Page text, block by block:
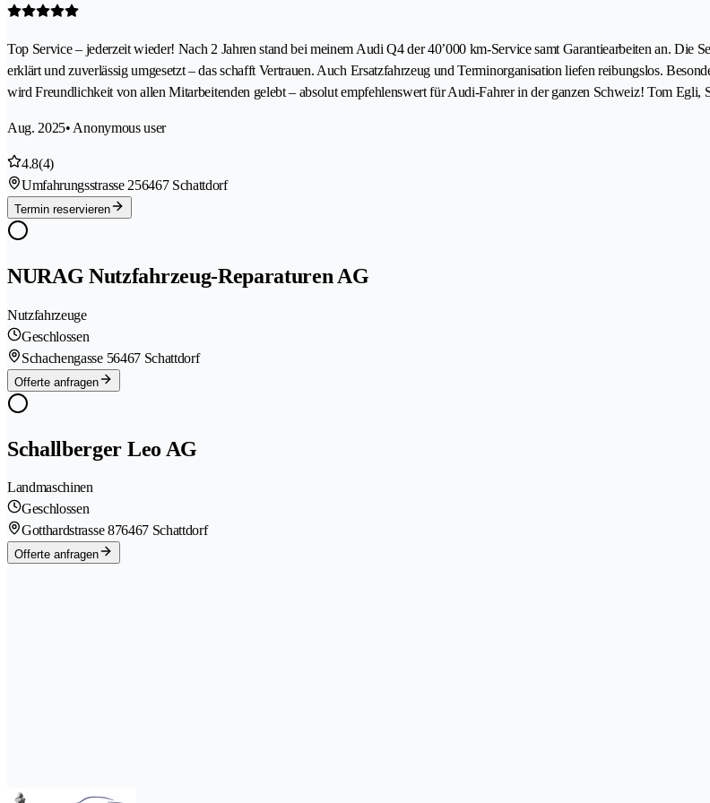
Top Service – jederzeit wieder! Nach 2 Jahren stand bei meinem Audi Q4 der 40’000 km-Service samt Garantiearbeiten an. Die
erklärt und zuverlässig umgesetzt – das schafft Vertrauen. Auch Ersatzfahrzeug und Terminorganisation liefen reibungslos.
wird Freundlichkeit von allen Mitarbeitenden gelebt – absolut empfehlenswert für Audi-Fahrer in der ganzen Schweiz! Tom Egli,
Aug. 2025• Anonymous user
4.8(4)
Umfahrungsstrasse 256467 Schattdorf
Termin reservieren
NURAG Nutzfahrzeug-Reparaturen AG
Nutzfahrzeuge
Geschlossen
Schachengasse 56467 Schattdorf
Offerte anfragen
Schallberger Leo AG
Landmaschinen
Geschlossen
Gotthardstrasse 876467 Schattdorf
Offerte anfragen